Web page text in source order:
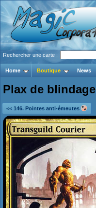
Rechercher une carte :
Home Boutique News
Plax de blindage
<< 146. Pointes anti-émeutes